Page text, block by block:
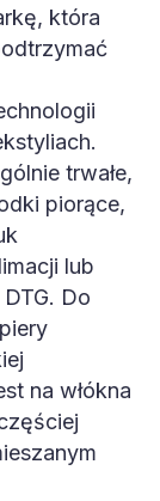
która
trwałe,
piorące,
lub
Do
na włókna